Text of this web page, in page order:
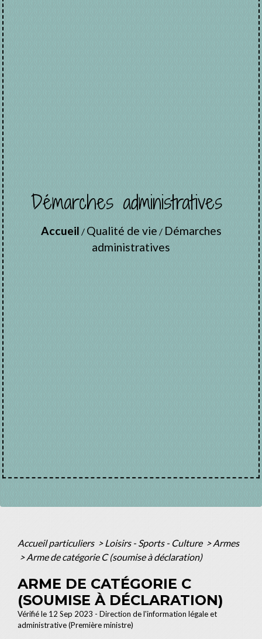
Démarches administratives
Accueil / Qualité de vie / Démarches
administratives
Accueil particuliers > Loisirs - Sports - Culture > Armes
> Arme de catégorie C (soumise à déclaration)
ARME DE CATÉGORIE C
(SOUMISE À DÉCLARATION)
Vérifié le 12 Sep 2023 - Direction de l'information légale et
administrative (Première ministre)